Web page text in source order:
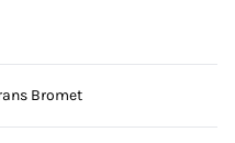
Bromet